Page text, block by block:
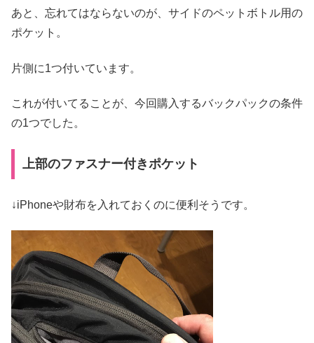
あと、忘れてはならないのが、サイドのペットボトル用の
ポケット。
片側に1つ付いています。
これが付いてることが、今回購入するバックパックの条件
の1つでした。
上部のファスナー付きポケット
↓iPhoneや財布を入れておくのに便利そうです。